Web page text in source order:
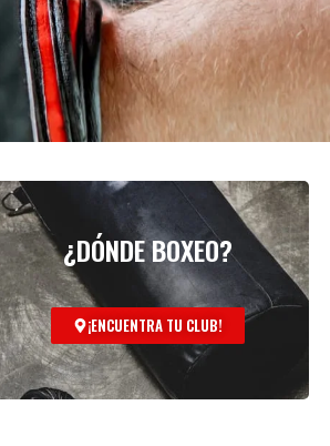
¿DÓNDE BOXEO?
¡ENCUENTRA TU CLUB!